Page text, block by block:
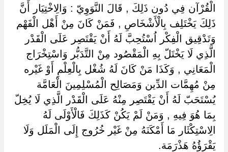
الْقُرْآن فِي دُون ذَلِكَ , قَالَ النَّوَوِيّ : وَالِاخْتِيَار أَنَّ
ذَلِكَ يَخْتَلِف بِالْأَشْخَاصِ , فَمَنْ كَانَ مِنْ أَهْل الْفَهْم
وَتَدْقِيق الْفِكْر اُسْتُحِبَّ لَهُ أَنْ يَقْتَصِر عَلَى الْقَدْر
الَّذِي لَا يَخْتَلّ بِهِ الْمَقْصُود مِنْ التَّدَبُّر وَاسْتِخْرَاج
الْمَعَانِي , وَكَذَا مَنْ كَانَ لَهُ شُغْل بِالْعِلْمِ أَوْ غَيْره
مِنْ مُهِمَّات الدِّين وَمَصَالِح الْمُسْلِمِينَ الْعَامَّة
يُسْتَحَبّ لَهُ أَنْ يَقْتَصِر مِنْهُ عَلَى الْقَدْر الَّذِي لَا يُخِلّ
بِمَا هُوَ فِيهِ , وَمَنْ لَمْ يَكُنْ كَذَلِكَ فَالْأَوْلَى لَهُ
الِاسْتِكْثَار مَا أَمْكَنَهُ مِنْ غَيْر خُرُوج إِلَى الْمَلَل وَلَا
يَقْرَؤُهُ هَذْرَمَة.